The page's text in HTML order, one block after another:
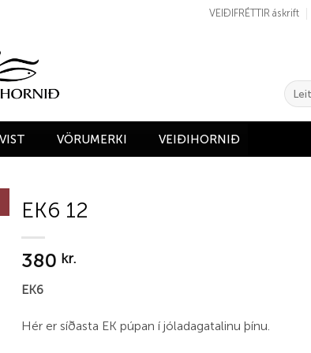
VEIÐIFRÉTTIR áskrift
Search
for:
VÖRUMERKI VEIÐIHORNIÐ
EK6 12
380 kr.
EK6
Hér er síðasta EK púpan í jóladagatalinu þínu.